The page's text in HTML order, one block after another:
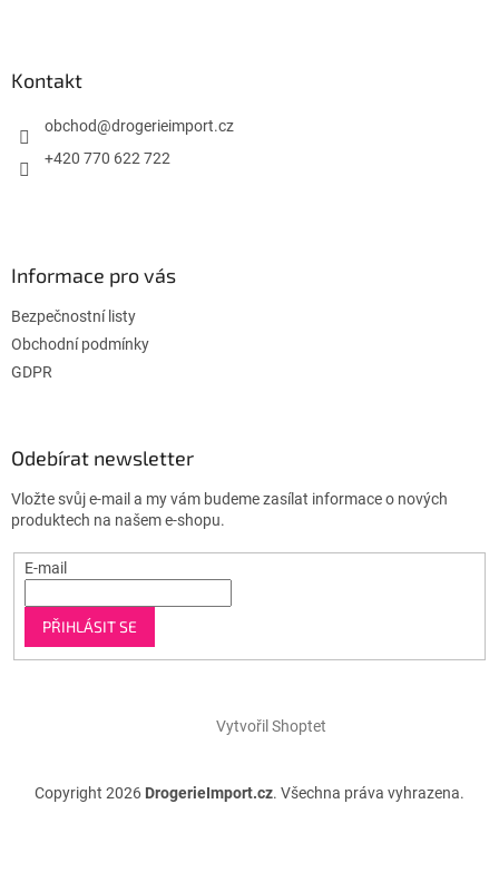
Kontakt
obchod@drogerieimport.cz
+420 770 622 722
Informace pro vás
Bezpečnostní listy
Obchodní podmínky
GDPR
Odebírat newsletter
Vložte svůj e-mail a my vám budeme zasílat informace o nových
produktech na našem e-shopu.
E-mail
PŘIHLÁSIT SE
Vytvořil Shoptet
Copyright 2026 DrogerieImport.cz. Všechna práva vyhrazena.